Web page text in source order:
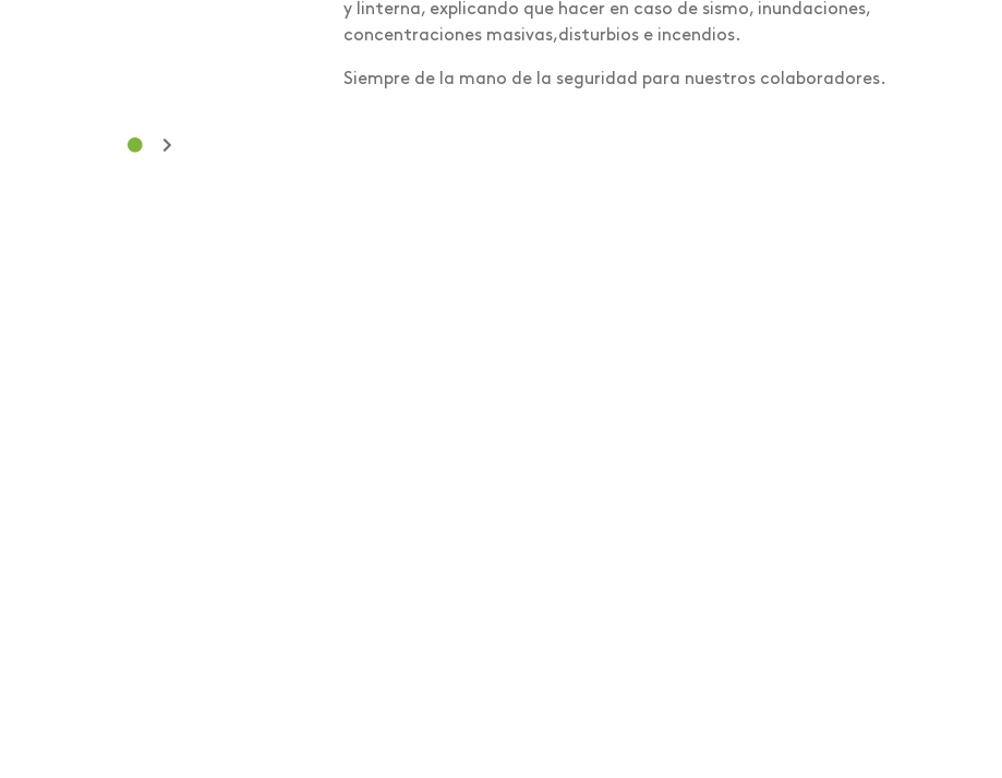
y linterna, explicando que hacer en caso de sismo, inundaciones,
concentraciones masivas,disturbios e incendios.
Siempre de la mano de la seguridad para nuestros colaboradores.